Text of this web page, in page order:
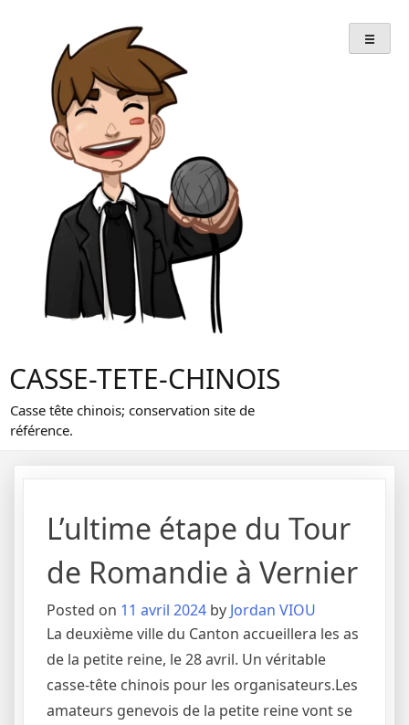
CASSE-TETE-CHINOIS
Casse tête chinois; conservation site de
référence.
L’ultime étape du Tour
de Romandie à Vernier
Posted on 11 avril 2024 by Jordan VIOU
La deuxième ville du Canton accueillera les as
de la petite reine, le 28 avril. Un véritable
casse-tête chinois pour les organisateurs.Les
amateurs genevois de la petite reine vont se